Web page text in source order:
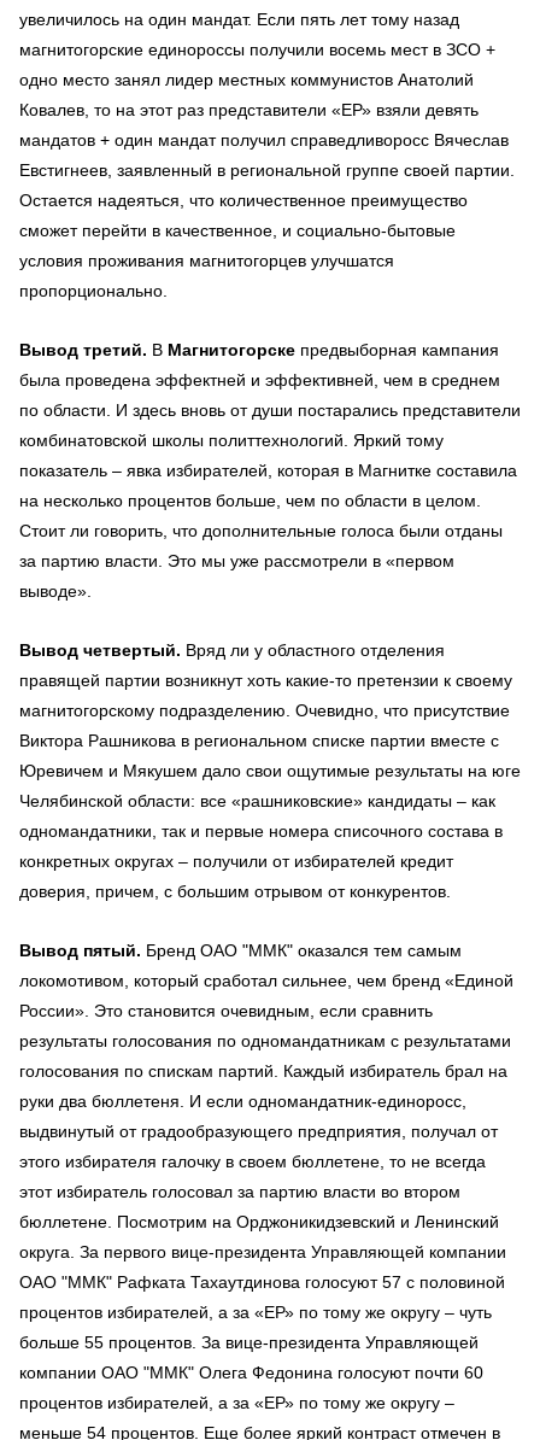
увеличилось на один мандат. Если пять лет тому назад
магнитогорские единороссы получили восемь мест в ЗСО +
одно место занял лидер местных коммунистов Анатолий
Ковалев, то на этот раз представители «ЕР» взяли девять
мандатов + один мандат получил справедливоросс Вячеслав
Евстигнеев, заявленный в региональной группе своей партии.
Остается надеяться, что количественное преимущество
сможет перейти в качественное, и социально-бытовые
условия проживания магнитогорцев улучшатся
пропорционально.
Вывод третий. В Магнитогорске предвыборная кампания
была проведена эффектней и эффективней, чем в среднем
по области. И здесь вновь от души постарались представители
комбинатовской школы политтехнологий. Яркий тому
показатель – явка избирателей, которая в Магнитке составила
на несколько процентов больше, чем по области в целом.
Стоит ли говорить, что дополнительные голоса были отданы
за партию власти. Это мы уже рассмотрели в «первом
выводе».
Вывод четвертый. Вряд ли у областного отделения
правящей партии возникнут хоть какие-то претензии к своему
магнитогорскому подразделению. Очевидно, что присутствие
Виктора Рашникова в региональном списке партии вместе с
Юревичем и Мякушем дало свои ощутимые результаты на юге
Челябинской области: все «рашниковские» кандидаты – как
одномандатники, так и первые номера списочного состава в
конкретных округах – получили от избирателей кредит
доверия, причем, с большим отрывом от конкурентов.
Вывод пятый. Бренд ОАО "ММК" оказался тем самым
локомотивом, который сработал сильнее, чем бренд «Единой
России». Это становится очевидным, если сравнить
результаты голосования по одномандатникам с результатами
голосования по спискам партий. Каждый избиратель брал на
руки два бюллетеня. И если одномандатник-единоросс,
выдвинутый от градообразующего предприятия, получал от
этого избирателя галочку в своем бюллетене, то не всегда
этот избиратель голосовал за партию власти во втором
бюллетене. Посмотрим на Орджоникидзевский и Ленинский
округа. За первого вице-президента Управляющей компании
ОАО "ММК" Рафката Тахаутдинова голосуют 57 с половиной
процентов избирателей, а за «ЕР» по тому же округу – чуть
больше 55 процентов. За вице-президента Управляющей
компании ОАО "ММК" Олега Федонина голосуют почти 60
процентов избирателей, а за «ЕР» по тому же округу –
меньше 54 процентов. Еще более яркий контраст отмечен в